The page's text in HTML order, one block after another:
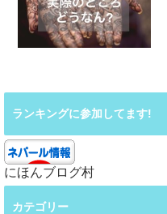
ランキングに参加してます!
にほんブログ村
カテゴリー